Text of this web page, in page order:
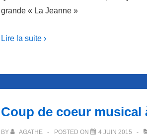
grande « La Jeanne »
Lire la suite ›
Coup de coeur musical
BY AGATHE POSTED ON 4 JUIN 2015